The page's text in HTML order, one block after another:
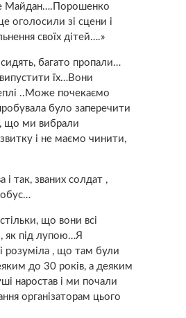
Майдан….Порошенко
оголосили зі сцени і
своїх дітей….»
багато пропали…
їх…Вони
..Може почекаємо
було заперечити
що ми вибрали
і не маємо чинити,
так, званих солдат ,
що вони всі
як під лупою…Я
розуміла , що там були
до 30 років, а деяким
наростав і ми почали
організаторам цього